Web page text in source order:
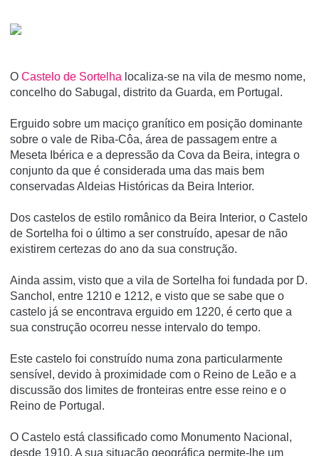
O Castelo de Sortelha localiza-se na vila de mesmo nome,
concelho do Sabugal, distrito da Guarda, em Portugal.
Erguido sobre um maciço graní­tico em posição dominante
sobre o vale de Riba-Côa, área de passagem entre a
Meseta Ibérica e a depressão da Cova da Beira, integra o
conjunto da que é considerada uma das mais bem
conservadas Aldeias Históricas da Beira Interior.
Dos castelos de estilo românico da Beira Interior, o Castelo
de Sortelha foi o último a ser construído, apesar de não
existirem certezas do ano da sua construção.
Ainda assim, visto que a vila de Sortelha foi fundada por D.
SanchoI, entre 1210 e 1212, e visto que se sabe que o
castelo já se encontrava erguido em 1220, é certo que a
sua construção ocorreu nesse intervalo do tempo.
Este castelo foi construído numa zona particularmente
sensível, devido à proximidade com o Reino de Leão e a
discussão dos limites de fronteiras entre esse reino e o
Reino de Portugal.
O Castelo está classificado como Monumento Nacional,
desde 1910. A sua situação geográfica permite-lhe um